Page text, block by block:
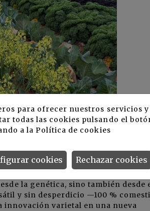
en fibra, vitaminas y compuestos
la genética, sino también desde
y sin desperdicio —100 %
varietal en una nueva
para ofrecer nuestros servicios
todas las cookies pulsando el
a laPolítica de cookies
Rechazar cookies
cookies